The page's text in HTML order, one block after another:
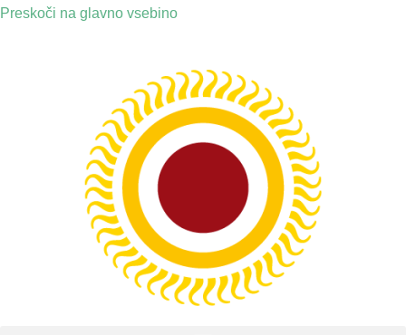
Preskoči na glavno vsebino